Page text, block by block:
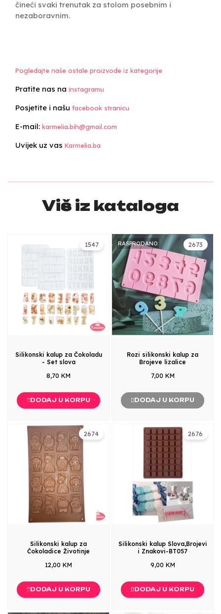
čineći svaki trenutak za stolom posebnim i
nezaboravnim.
Pogledajte naše ostale proizvode iz kategorije
Pratite nas na instagramu
Posjetite i našu facebook stranicu
E-mail: karmelia.bih@gmail.com
Uvijek uz vas Karmelia.ba
Više iz kataloga
1547
Silikonski kalup za Čokoladu
- Set slova
8,70 KM
DODAJ U KORPU
2673
RASPRODANO
Rozi silikonski kalup za
Brojeve lizalice
7,00 KM
DODAJ U KORPU
2674
Silikonski kalup za
Čokoladice Životinje
12,00 KM
DODAJ U KORPU
2676
Silikonski kalup Slova,Brojevi
i Znakovi-BT057
9,00 KM
DODAJ U KORPU